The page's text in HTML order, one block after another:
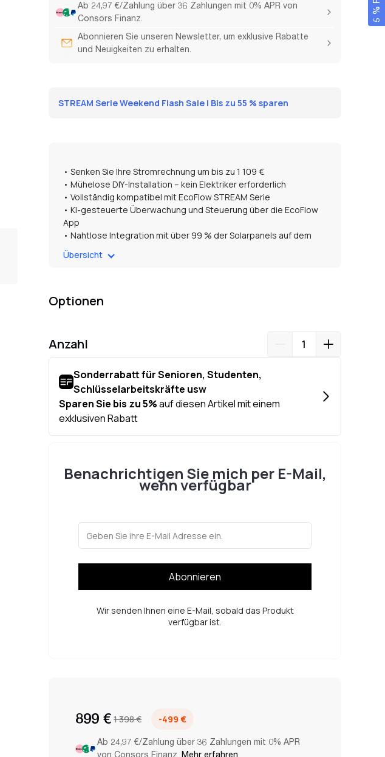
Ab 24,97 €/Zahlung über 36 Zahlungen mit 0% APR von
Consors Finanz.
Abonnieren Sie unseren Newsletter, um exklusive Rabatte
und Neuigkeiten zu erhalten.
STREAM Serie Weekend Flash Sale | Bis zu 55 % sparen
• Senken Sie Ihre Stromrechnung um bis zu 1 109 €
• Mühelose DIY-Installation – kein Elektriker erforderlich
• Vollständig kompatibel mitEcoFlow STREAM Serie
• KI-gesteuerte Überwachung und Steuerung über die EcoFlow
App
• Nahtlose Integration mit über 99 % der Solarpanels auf dem
Markt
Übersicht
Optionen
Anzahl
Benachrichtigen Sie mich per E-Mail,
wenn verfügbar
Abonnieren
Wir senden Ihnen eine E-Mail, sobald das Produkt
verfügbar ist.
899 € 1 398 € -499 €
Ab 24,97 €/Zahlung über 36 Zahlungen mit 0% APR
von Consors Finanz. Mehr erfahren